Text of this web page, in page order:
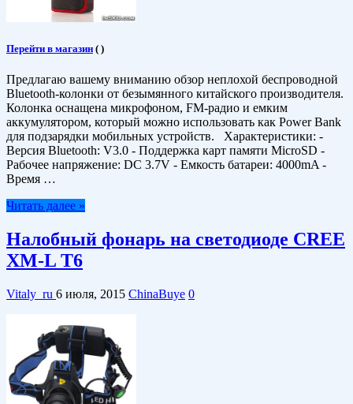
Перейти в магазин ( )
Предлагаю вашему вниманию обзор неплохой беспроводной
Bluetooth-колонки от безымянного китайского производителя.
Колонка оснащена микрофоном, FM-радио и емким
аккумулятором, который можно использовать как Power Bank
для подзарядки мобильных устройств. Характеристики: -
Версия Bluetooth: V3.0 - Поддержка карт памяти MicroSD -
Рабочее напряжение: DC 3.7V - Емкость батареи: 4000mA -
Время …
Читать далее »
Налобный фонарь на светодиоде CREE
XM-L T6
Vitaly_ru 6 июля, 2015 ChinaBuye 0